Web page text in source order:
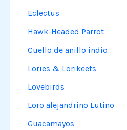
Eclectus
Hawk-Headed Parrot
Cuello de anillo indio
Lories & Lorikeets
Lovebirds
Loro alejandrino Lutino
Guacamayos